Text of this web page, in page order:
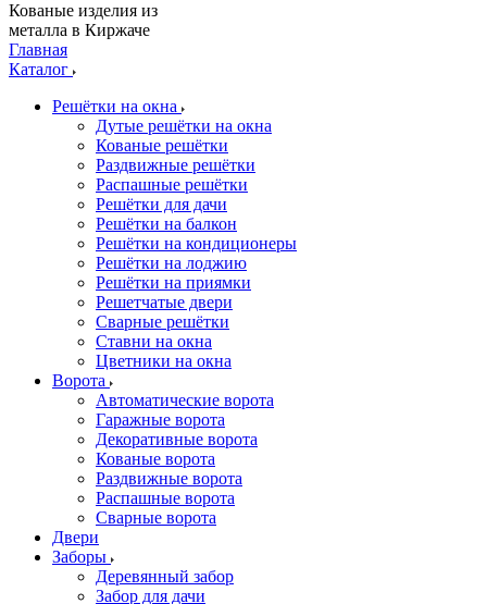
Кованые изделия из
металла в Киржаче
Главная
Каталог
Решётки на окна
Дутые решётки на окна
Кованые решётки
Раздвижные решётки
Распашные решётки
Решётки для дачи
Решётки на балкон
Решётки на кондиционеры
Решётки на лоджию
Решётки на приямки
Решетчатые двери
Сварные решётки
Ставни на окна
Цветники на окна
Ворота
Автоматические ворота
Гаражные ворота
Декоративные ворота
Кованые ворота
Раздвижные ворота
Распашные ворота
Сварные ворота
Двери
Заборы
Деревянный забор
Забор для дачи